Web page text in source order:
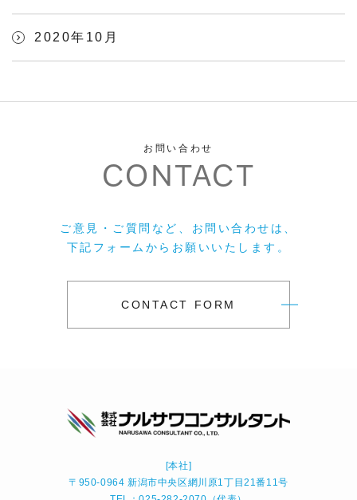
2020年10月
お問い合わせ
CONTACT
ご意見・ご質問など、お問い合わせは、
下記フォームからお願いいたします。
CONTACT FORM
[本社]
〒950-0964 新潟市中央区網川原1丁目21番11号